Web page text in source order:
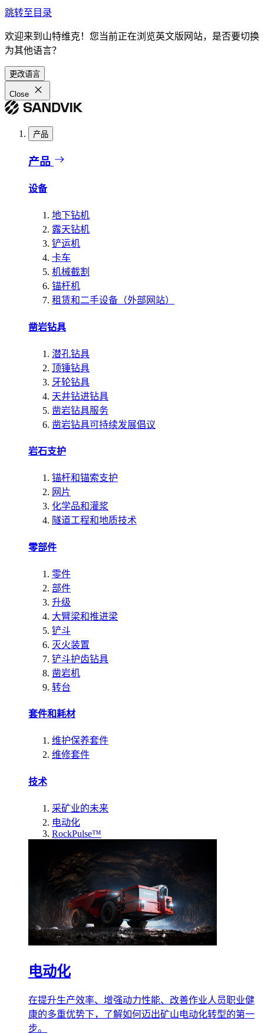
跳转至目录
欢迎来到山特维克！您当前正在浏览英文版网站，是否要切换
为其他语言？
更改语言
Close
产品
产品
设备
地下钻机
露天钻机
铲运机
卡车
机械截割
锚杆机
租赁和二手设备（外部网站）
凿岩钻具
潜孔钻具
顶锤钻具
牙轮钻具
天井钻进钻具
凿岩钻具服务
凿岩钻具可持续发展倡议
岩石支护
锚杆和锚索支护
网片
化学品和灌浆
隧道工程和地质技术
零部件
零件
部件
升级
大臂梁和推进梁
铲斗
灭火装置
铲斗护齿钻具
凿岩机
转台
套件和耗材
维护保养套件
维修套件
技术
采矿业的未来
电动化
RockPulse™
电动化
在提升生产效率、增强动力性能、改善作业人员职业健
康的多重优势下，了解如何迈出矿山电动化转型的第一
步。